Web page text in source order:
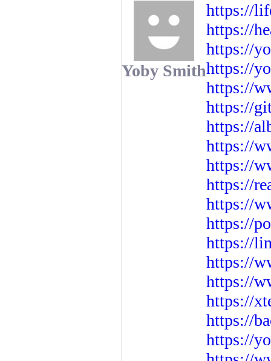
Yoby Smith
https://
https://
https://
https://
https://
https://
https://
https://
https://
https://
https://
https://
https://
https://
https://
https://
https://
https://